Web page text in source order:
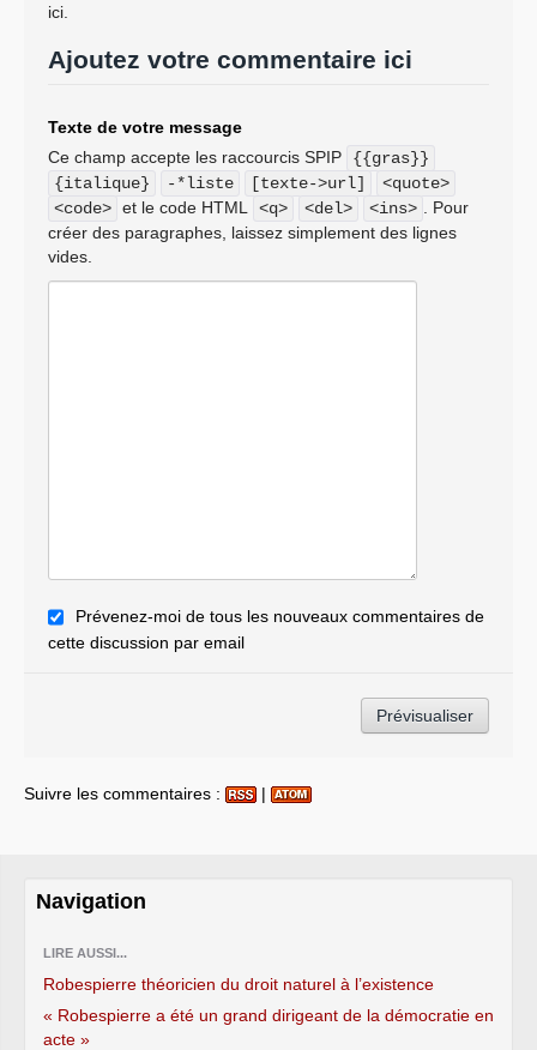
ici.
Ajoutez votre commentaire ici
Texte de votre message
Ce champ accepte les raccourcis SPIP
{{gras}}
{italique}
-*liste [texte->url]
<quote>
<code> et le code HTML <q> <del> <ins>
. Pour
créer des paragraphes, laissez simplement des lignes
vides.
Prévenez-moi de tous les nouveaux commentaires de
cette discussion par email
Suivre les commentaires : |
Navigation
LIRE AUSSI...
Robespierre théoricien du droit naturel à l’existence
« Robespierre a été un grand dirigeant de la démocratie en
acte »